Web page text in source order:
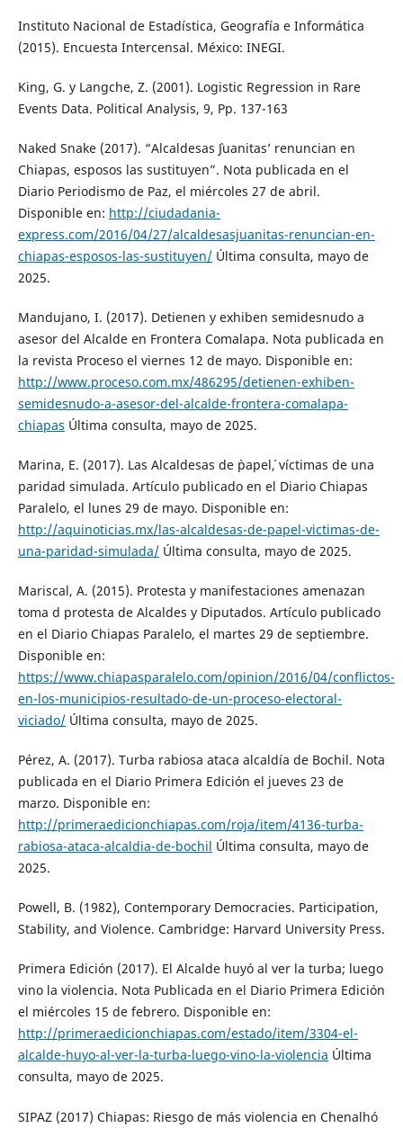
Instituto Nacional de Estadística, Geografía e Informática
(2015). Encuesta Intercensal. México: INEGI.
King, G. y Langche, Z. (2001). Logistic Regression in Rare
Events Data. Political Analysis, 9, Pp. 137-163
Naked Snake (2017). “Alcaldesas `Juanitas’ renuncian en
Chiapas, esposos las sustituyen”. Nota publicada en el
Diario Periodismo de Paz, el miércoles 27 de abril.
Disponible en: http://ciudadania-
express.com/2016/04/27/alcaldesasjuanitas-renuncian-en-
chiapas-esposos-las-sustituyen/Última consulta, mayo de
2025.
Mandujano, I. (2017). Detienen y exhiben semidesnudo a
asesor del Alcalde en Frontera Comalapa. Nota publicada en
la revista Proceso el viernes 12 de mayo. Disponible en:
http://www.proceso.com.mx/486295/detienen-exhiben-
semidesnudo-a-asesor-del-alcalde-frontera-comalapa-
chiapas Última consulta, mayo de 2025.
Marina, E. (2017). Las Alcaldesas de `papel´, víctimas de una
paridad simulada. Artículo publicado en el Diario Chiapas
Paralelo, el lunes 29 de mayo. Disponible en:
http://aquinoticias.mx/las-alcaldesas-de-papel-victimas-de-
una-paridad-simulada/Última consulta, mayo de 2025.
Mariscal, A. (2015). Protesta y manifestaciones amenazan
toma d protesta de Alcaldes y Diputados. Artículo publicado
en el Diario Chiapas Paralelo, el martes 29 de septiembre.
Disponible en:
https://www.chiapasparalelo.com/opinion/2016/04/conflictos-
en-los-municipios-resultado-de-un-proceso-electoral-
viciado/Última consulta, mayo de 2025.
Pérez, A. (2017). Turba rabiosa ataca alcaldía de Bochil. Nota
publicada en el Diario Primera Edición el jueves 23 de
marzo. Disponible en:
http://primeraedicionchiapas.com/roja/item/4136-turba-
rabiosa-ataca-alcaldia-de-bochil Última consulta, mayo de
2025.
Powell, B. (1982), Contemporary Democracies. Participation,
Stability, and Violence. Cambridge: Harvard University Press.
Primera Edición (2017). El Alcalde huyó al ver la turba; luego
vino la violencia. Nota Publicada en el Diario Primera Edición
el miércoles 15 de febrero. Disponible en:
http://primeraedicionchiapas.com/estado/item/3304-el-
alcalde-huyo-al-ver-la-turba-luego-vino-la-violencia Última
consulta, mayo de 2025.
SIPAZ (2017) Chiapas: Riesgo de más violencia en Chenalhó